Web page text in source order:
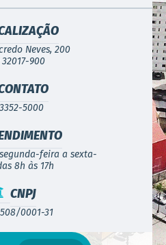
Neves, 200
32017-900
5000
feira a sexta-
8h às 17h
CNPJ
0001-31